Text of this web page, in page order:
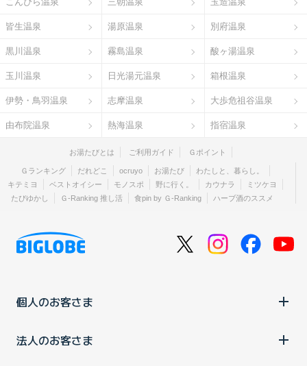
皆生温泉 湯原温泉 別府温泉
黒川温泉 霧島温泉 酸ヶ湯温泉
玉川温泉 日光湯元温泉 箱根温泉
伊勢・鳥羽温泉 志摩温泉 大歩危祖谷温泉
由布院温泉 熱海温泉 指宿温泉
お湯たびとは ご利用ガイド Ｇポイント
Ｇランキング だれどこ ocruyo お湯たび
わたしと、暮らし。
キテミヨ
ベストオイシー モノスポ 野に行く。 カウナラ
ミツケヨ
たびゆかし
Ｇ-Ranking 推し活 食pin by Ｇ-Ranking ハーブ酒のススメ
個人のお客さま
法人のお客さま